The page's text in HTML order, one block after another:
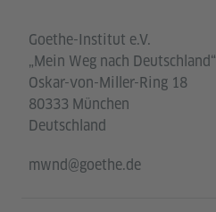
Goethe-Institut e.V.
„Mein Weg nach Deutschland“
Oskar-von-Miller-Ring 18
80333 München
Deutschland
mwnd@goethe.de